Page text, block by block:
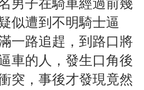
男子在騎車經過前幾
似遭到不明騎士逼
一路追趕，到路口將
車的人，發生口角後
突，事後才發現竟然